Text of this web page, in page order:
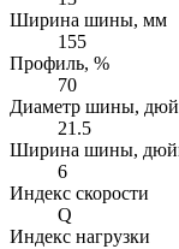
Ширина шины, мм
155
Профиль, %
70
Диаметр шины,
21.5
Ширина шины,
6
Индекс скорости
Q
Индекс нагрузки